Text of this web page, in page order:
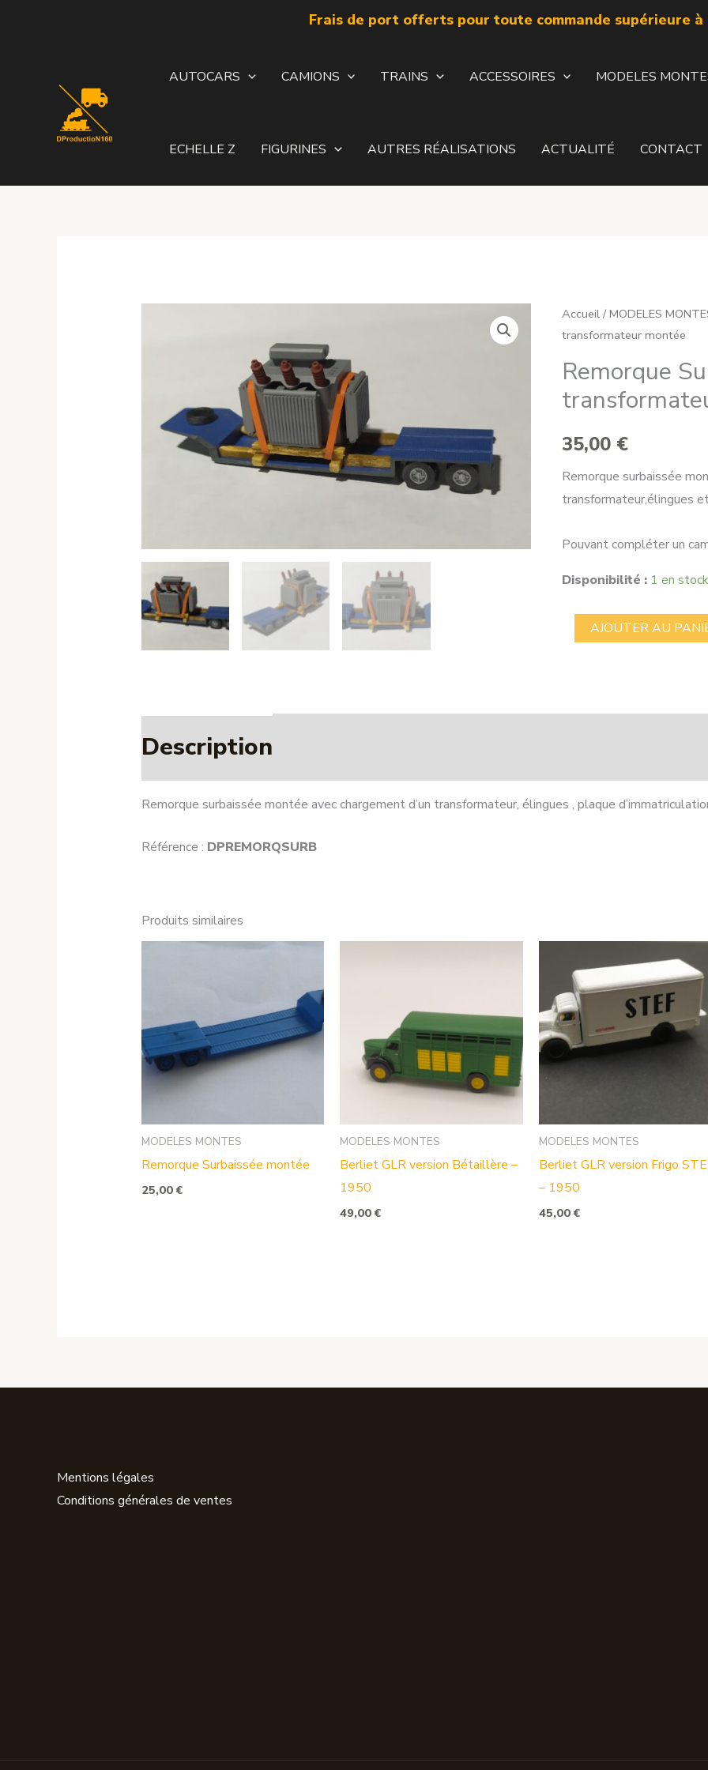
Frais de port offerts pour toute commande supérieure à
AUTOCARS CAMIONS TRAINS ACCESSOIRES MODELES
ECHELLE Z FIGURINES AUTRES RÉALISATIONS ACTUALITÉ CONTACT
Accueil /MODELES
transformateur montée
Remorque
35,00 €
Remorque surbaissée
transformateur,élingues
Pouvant compléter un
Disponibilité : 1 en
quantité
de
avec
AJOUTER AU
Description
Remorque surbaissée montée avec chargement d’un transformateur, élingues , plaque
Référence : DPREMORQSURB
Produits similaires
MODELES MONTES
Remorque Surbaissée montée
25,00 €
MODELES MONTES
Berliet GLR version Bétaillère –
1950
49,00€
MODELES MONTES
Berliet GLR version Frigo
– 1950
45,00 €
Mentions légales
Conditions générales de ventes